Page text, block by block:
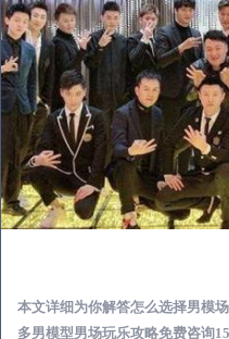
本文详细为你解答怎么选择男模
多男模型男场玩乐攻略免费咨询